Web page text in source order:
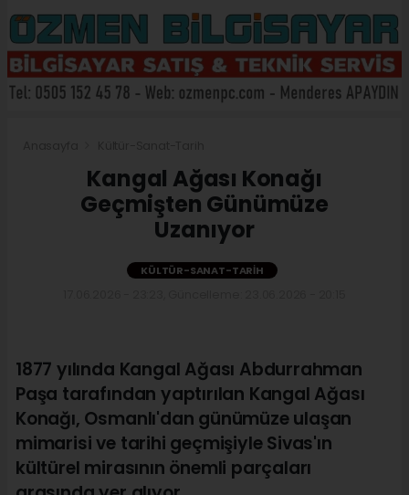
Kangal Ağası Konağı
Geçmişten Günümüze
Uzanıyor
KÜLTÜR-SANAT-TARIH
1877 yılında Kangal Ağası Abdurrahman
Paşa tarafından yaptırılan Kangal Ağası
Konağı, Osmanlı'dan günümüze ulaşan
mimarisi ve tarihi geçmişiyle Sivas'ın
kültürel mirasının önemli parçaları